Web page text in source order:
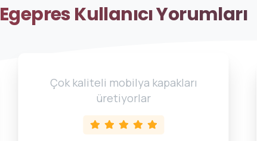
EgepresKullanıcıYorumları
Çok kaliteli mobilya kapakları
üretiyorlar